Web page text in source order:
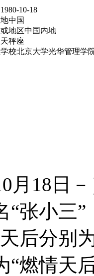
1980-10-18
中国
地区中国内地
天秤座
校北京大学光华管理学
月18日
“张小三
后分别
“燃情天